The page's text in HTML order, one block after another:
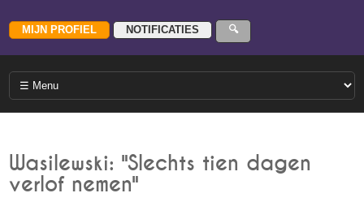
Wasilewski: "Slechts tien dagen
verlof nemen"